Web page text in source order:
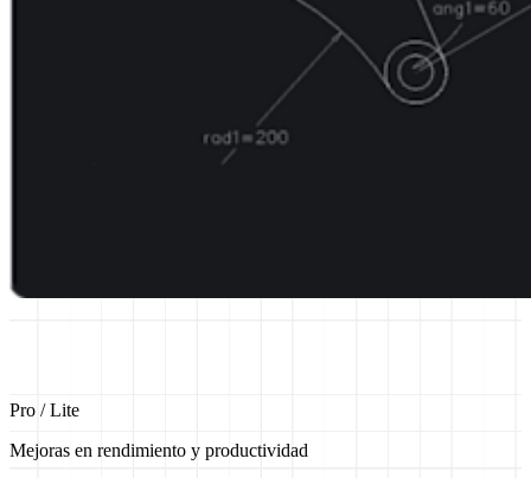
Pro / Lite
Mejoras en rendimiento y productividad